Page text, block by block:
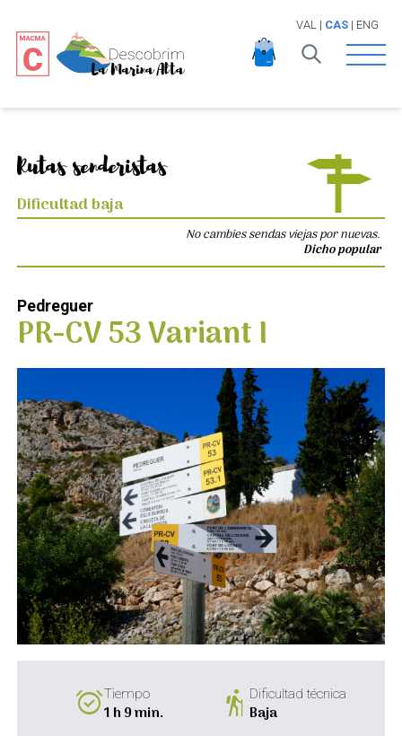
VAL | CAS| ENG
Open
Rutas senderistas
Dificultad baja
No cambies sendas viejas por nuevas.
Dicho popular
Pedreguer
PR-CV 53 Variant I
alarm_onTiempo
1 h 9 min. hikingDificultad técnica
Baja